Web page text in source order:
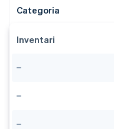
Categoria
Inventari